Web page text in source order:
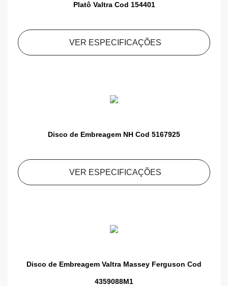
Platô Valtra Cod 154401
VER ESPECIFICAÇÕES
Disco de Embreagem NH Cod 5167925
VER ESPECIFICAÇÕES
Disco de Embreagem Valtra Massey Ferguson Cod
4359088M1